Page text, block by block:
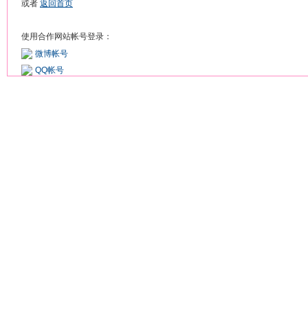
或者 返回首页
使用合作网站帐号登录：
微博帐号
QQ帐号